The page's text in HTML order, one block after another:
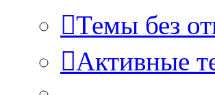
Темы без
Активные